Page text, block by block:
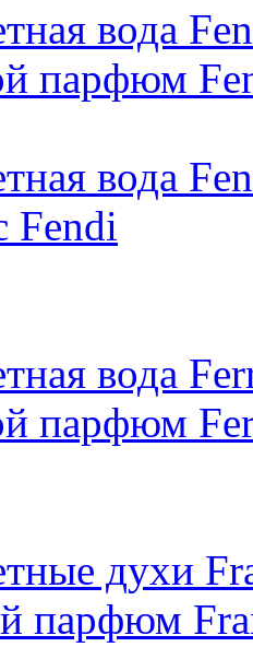
вода
парфюм
вода
Fendi
вода
парфюм
духи
парфюм